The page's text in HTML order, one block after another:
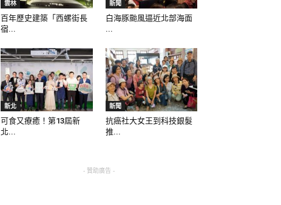
雲林
百年歷史建築「西螺街長
宿...
新聞
白海豚颱風逼近北部海面
...
新北
可食又療癒！第13屆新
北...
新聞
抗癌社大女王到科技銀髮
推...
- 贊助廣告 -